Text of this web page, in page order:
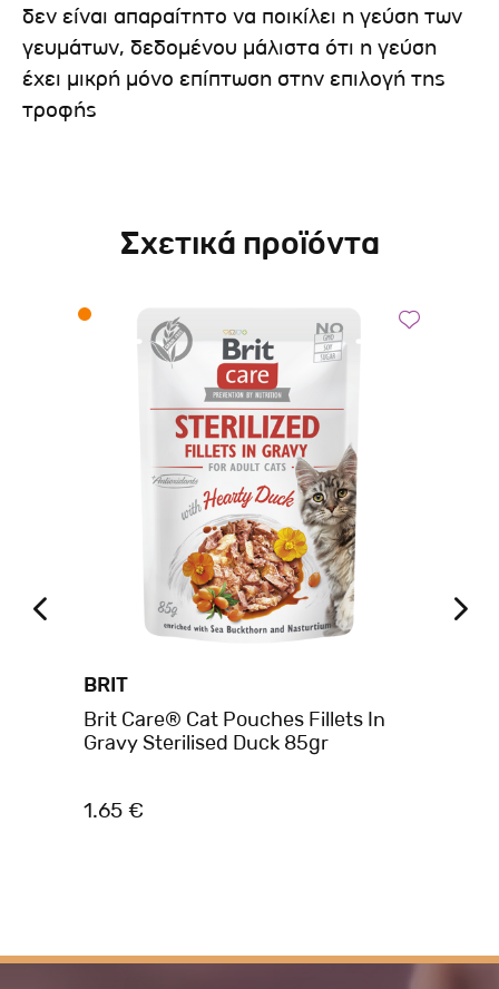
δεν είναι απαραίτητο να ποικίλει η γεύση των
γευμάτων, δεδομένου μάλιστα ότι η γεύση
έχει μικρή μόνο επίπτωση στην επιλογή της
τροφής
Σχετικά προϊόντα
BRIT
Brit Care® Cat Pouches Fillets In
Gravy Sterilised Duck 85gr
1.65 €